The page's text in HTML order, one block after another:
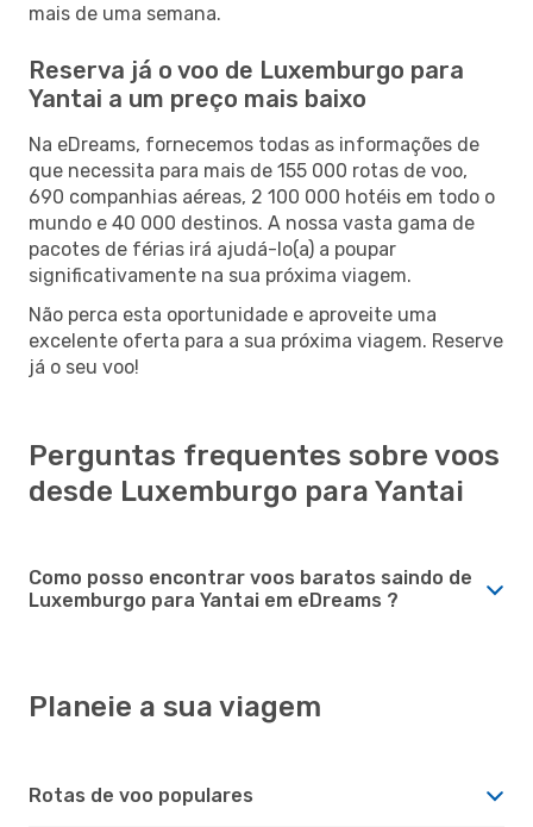
mais de uma semana.
Reserva já o voo de Luxemburgo para
Yantai a um preço mais baixo
Na eDreams, fornecemos todas as informações de
que necessita para mais de 155 000 rotas de voo,
690 companhias aéreas, 2 100 000 hotéis em todo o
mundo e 40 000 destinos. A nossa vasta gama de
pacotes de férias irá ajudá-lo(a) a poupar
significativamente na sua próxima viagem.
Não perca esta oportunidade e aproveite uma
excelente oferta para a sua próxima viagem. Reserve
já o seu voo!
Perguntas frequentes sobre voos
desde Luxemburgo para Yantai
Como posso encontrar voos baratos saindo de
Luxemburgo para Yantai em eDreams ?
Planeie a sua viagem
Rotas de voo populares